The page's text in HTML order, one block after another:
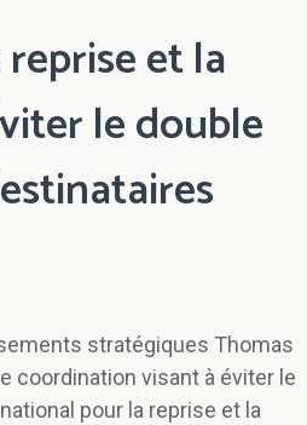
et la
le double
stratégiques Thomas
coordination visant à éviter le
pour la reprise et la